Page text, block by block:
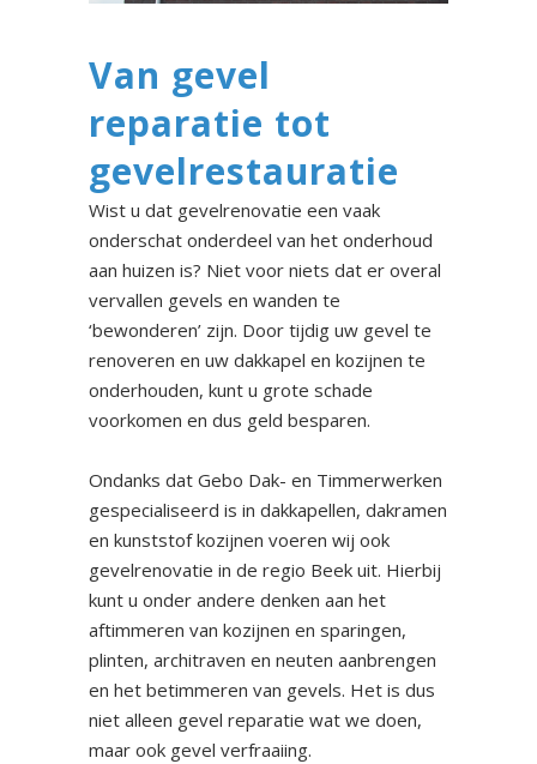
Van gevel
reparatie tot
gevelrestauratie
Wist u dat gevelrenovatie een vaak
onderschat onderdeel van het onderhoud
aan huizen is? Niet voor niets dat er overal
vervallen gevels en wanden te
‘bewonderen’ zijn. Door tijdig uw gevel te
renoveren en uw dakkapel en kozijnen te
onderhouden, kunt u grote schade
voorkomen en dus geld besparen.
Ondanks dat Gebo Dak- en Timmerwerken
gespecialiseerd is in dakkapellen, dakramen
en kunststof kozijnen voeren wij ook
gevelrenovatie in de regio Beek uit. Hierbij
kunt u onder andere denken aan het
aftimmeren van kozijnen en sparingen,
plinten, architraven en neuten aanbrengen
en het betimmeren van gevels. Het is dus
niet alleen gevel reparatie wat we doen,
maar ook gevel verfraaiing.